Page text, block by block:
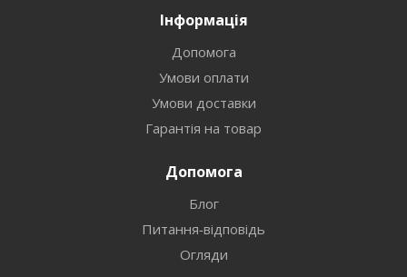
Інформація
Допомога
Умови оплати
Умови доставки
Гарантія на товар
Допомога
Блог
Питання-відповідь
Огляди